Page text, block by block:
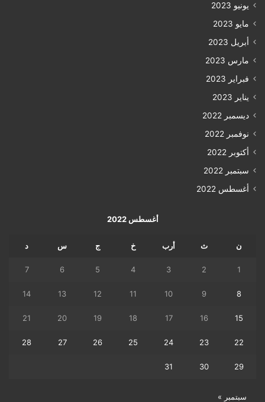
يونيو 2023
مايو 2023
أبريل 2023
مارس 2023
فبراير 2023
يناير 2023
ديسمبر 2022
نوفمبر 2022
أكتوبر 2022
سبتمبر 2022
أغسطس 2022
أغسطس 2022
ن ث أرب خ ج س د
1
2
3
4
5
6
7
8
9
10
11
12
13
14
15
16
17
18
19
20
21
22
23
24
25
26
27
28
29
30
31
سبتمبر »